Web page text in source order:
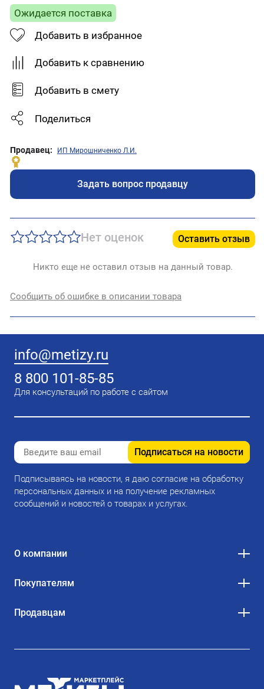
Ожидается поставка
Добавить в избранное
Добавить к сравнению
Добавить в смету
Поделиться
Продавец: ИП Мирошниченко Л.И.
Задать вопрос продавцу
Нет оценок Оставить отзыв
Никто еще не оставил отзыв на данный товар.
Сообщить об ошибке в описании товара
info@metizy.ru
8 800 101-85-85
Для консультаций по работе с сайтом
Подписаться на новости
Подписываясь на новости, я даю согласие на обработку
персональных данных и на получение рекламных
сообщений и новостей о товарах и услугах.
О компании
Покупателям
Продавцам